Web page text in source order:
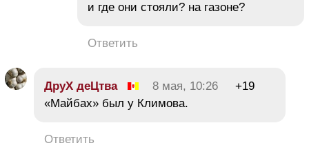
и где они стояли? на газоне?
Ответить
ДруХ деЦтва 8 мая, 10:26
+19
«Майбах» был у Климова.
Ответить